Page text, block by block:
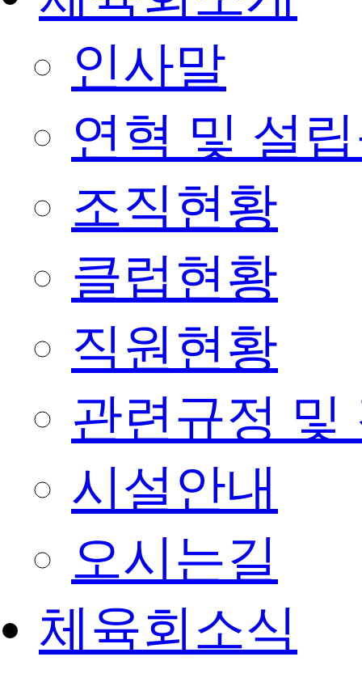
인사말
연혁 및 설
조직현황
클럽현황
직원현황
관련규정 및
시설안내
오시는길
체육회소식